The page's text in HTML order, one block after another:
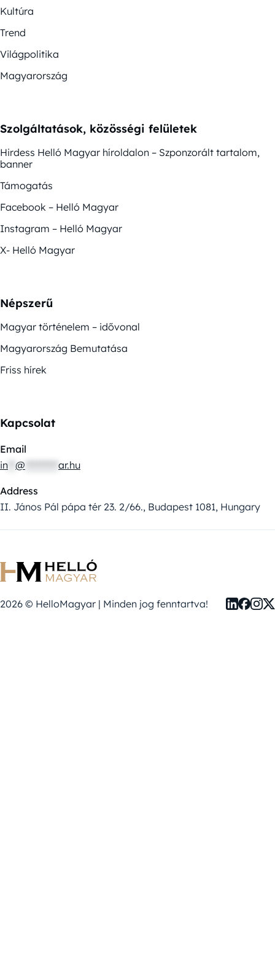
Kultúra
Trend
Világpolitika
Magyarország
Szolgáltatások, közösségi felületek
Hirdess Helló Magyar híroldalon – Szponzorált tartalom,
banner
Támogatás
Facebook – Helló Magyar
Instagram – Helló Magyar
X- Helló Magyar
Népszerű
Magyar történelem – idővonal
Magyarország Bemutatása
Friss hírek
Kapcsolat
Email
in @ ar.hu
Address
II. János Pál pápa tér 23. 2/66., Budapest 1081, Hungary
2026 © HelloMagyar | Minden jog fenntartva!